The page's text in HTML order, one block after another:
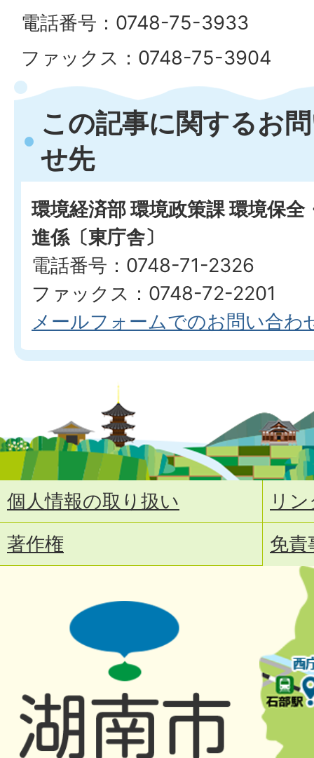
電話番号：0748-75-3933
ファックス：0748-75-3904
この記事に関するお
せ先
環境経済部 環境政策課 環境保
進係〔東庁舎〕
電話番号：0748-71-2326
ファックス：0748-72-2201
メールフォームでのお問い合わ
個人情報の取り扱い
リ
著作権
免責